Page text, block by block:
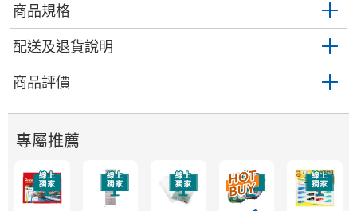
商品規格
配送及退貨說明
商品評價
專屬推薦